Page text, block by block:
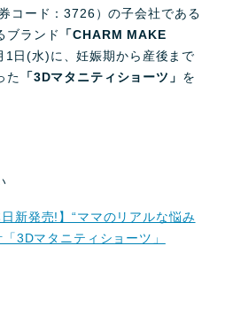
コード：3726）の子会社である
ブランド
「CHARM MAKE
1日(水)に、妊娠期から産後まで
た
「3Dマタニティショーツ」 を
新発売!】“ママのリアルな悩み
3Dマタニティショーツ」